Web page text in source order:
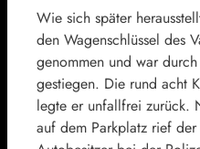
Wie sich später
den Wagenschlüssel des
genommen und war
gestiegen. Die rund acht
legte er unfallfrei zurück.
auf dem Parkplatz rief